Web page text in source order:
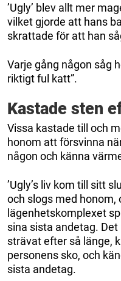
’Ugly’ blev allt mer
vilket gjorde att hans
skrattade för att han
Varje gång någon såg
riktigt ful katt”.
Kastade sten
Vissa kastade till och
honom att försvinna
någon och känna
’Ugly’s liv kom till sitt
och slogs med honom,
lägenhetskomplexet
sina sista andetag.
strävat efter så länge,
personens sko, och
sista andetag.